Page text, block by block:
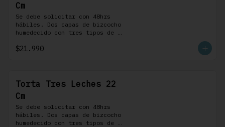
Cm
Se debe solicitar con 48hrs
hábiles. Dos capas de bizcocho
humedecido con tres tipos de
pastelera, cubierta con
$21.990
Torta Tres Leches 22
Cm
Se debe solicitar con 48hrs
hábiles. Dos capas de bizcocho
humedecido con tres tipos de